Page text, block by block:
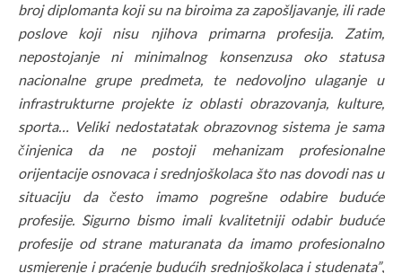
broj diplomanta koji su na biroima za zapošljavanje, ili rade
poslove koji nisu njihova primarna profesija. Zatim,
nepostojanje ni minimalnog konsenzusa oko statusa
nacionalne grupe predmeta, te nedovoljno ulaganje u
infrastrukturne projekte iz oblasti obrazovanja, kulture,
sporta… Veliki nedostatatak obrazovnog sistema je sama
činjenica da ne postoji mehanizam profesionalne
orijentacije osnovaca i srednjoškolaca što nas dovodi nas u
situaciju da često imamo pogrešne odabire buduće
profesije. Sigurno bismo imali kvalitetniji odabir buduće
profesije od strane maturanata da imamo profesionalno
usmjerenje i praćenje budućih srednjoškolaca i studenata”,